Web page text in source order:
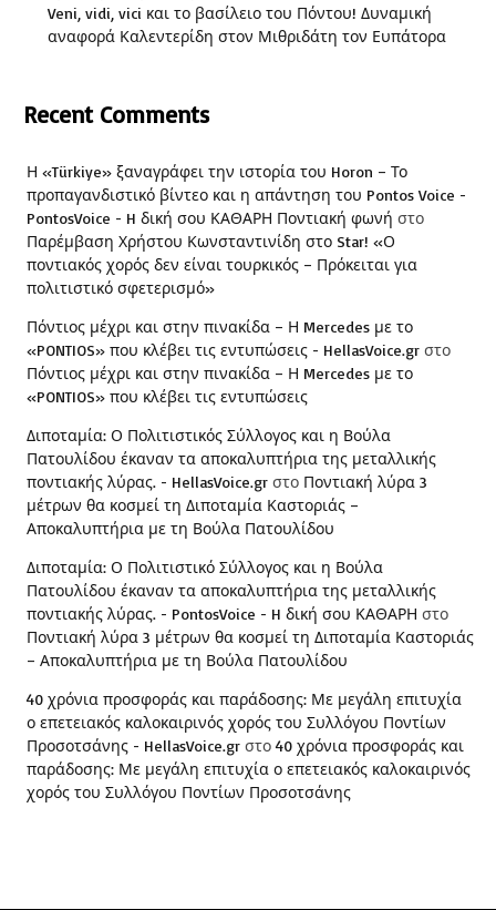
Veni, vidi, vici και το βασίλειο του Πόντου! Δυναμική
αναφορά Καλεντερίδη στον Μιθριδάτη τον Ευπάτορα
Recent Comments
Η «Türkiye» ξαναγράφει την ιστορία του Horon – Το
προπαγανδιστικό βίντεο και η απάντηση του Pontos Voice -
PontosVoice - H δική σου ΚΑΘΑΡΗ Ποντιακή φωνή στο
Παρέμβαση Χρήστου Κωνσταντινίδη στο Star! «Ο
ποντιακός χορός δεν είναι τουρκικός – Πρόκειται για
πολιτιστικό σφετερισμό»
Πόντιος μέχρι και στην πινακίδα – Η Mercedes με το
«PONTIOS» που κλέβει τις εντυπώσεις - HellasVoice.gr στο
Πόντιος μέχρι και στην πινακίδα – Η Mercedes με το
«PONTIOS» που κλέβει τις εντυπώσεις
Διποταμία: Ο Πολιτιστικός Σύλλογος και η Βούλα
Πατουλίδου έκαναν τα αποκαλυπτήρια της μεταλλικής
ποντιακής λύρας. - HellasVoice.gr στο Ποντιακή λύρα 3
μέτρων θα κοσμεί τη Διποταμία Καστοριάς –
Αποκαλυπτήρια με τη Βούλα Πατουλίδου
Διποταμία: Ο Πολιτιστικό Σύλλογος και η Βούλα
Πατουλίδου έκαναν τα αποκαλυπτήρια της μεταλλικής
ποντιακής λύρας. - PontosVoice - H δική σου ΚΑΘΑΡΗ στο
Ποντιακή λύρα 3 μέτρων θα κοσμεί τη Διποταμία Καστοριάς
– Αποκαλυπτήρια με τη Βούλα Πατουλίδου
40 χρόνια προσφοράς και παράδοσης: Με μεγάλη επιτυχία
ο επετειακός καλοκαιρινός χορός του Συλλόγου Ποντίων
Προσοτσάνης - HellasVoice.gr στο 40 χρόνια προσφοράς και
παράδοσης: Με μεγάλη επιτυχία ο επετειακός καλοκαιρινός
χορός του Συλλόγου Ποντίων Προσοτσάνης